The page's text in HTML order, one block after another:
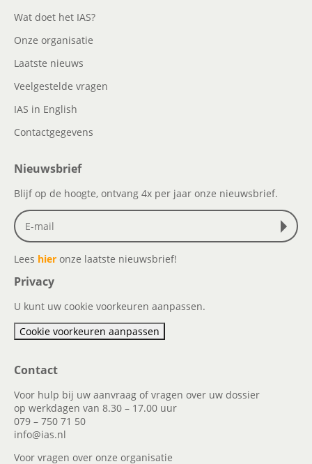
Wat doet het IAS?
Onze organisatie
Laatste nieuws
Veelgestelde vragen
IAS in English
Contactgegevens
Nieuwsbrief
Blijf op de hoogte, ontvang 4x per jaar onze nieuwsbrief.
Lees hier onze laatste nieuwsbrief!
Privacy
U kunt uw cookie voorkeuren aanpassen.
Cookie voorkeuren aanpassen
Contact
Voor hulp bij uw aanvraag of vragen over uw dossier
op werkdagen van 8.30 – 17.00 uur
079 – 750 71 50
info@ias.nl
Voor vragen over onze organisatie